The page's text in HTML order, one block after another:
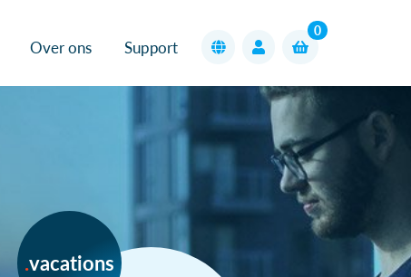
Over ons Support
0
vacations